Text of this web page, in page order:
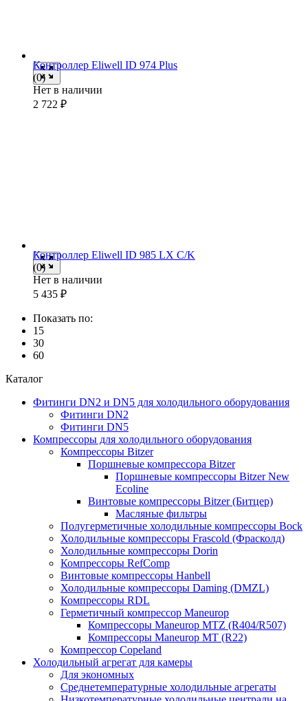
Контроллер Eliwell ID 974 Plus
(0)
Нет в наличии
2 722 ₽
Контроллер Eliwell ID 985 LX C/K
(0)
Нет в наличии
5 435 ₽
Показать по:
15
30
60
Каталог
Фитинги DN2 и DN5 для холодильного оборудования
Фитинги DN2
Фитинги DN5
Компрессоры для холодильного оборудования
Компрессоры Bitzer
Поршневые компрессора Bitzer
Поршневые компрессоры Bitzer New
Ecoline
Винтовые компрессоры Bitzer (Битцер)
Масляные фильтры
Полугерметичные холодильные компрессоры Bock
Холодильные компрессоры Frascold (Фрасколд)
Холодильные компрессоры Dorin
Компрессоры RefComp
Винтовые компрессоры Hanbell
Холодильные компрессоры Daming (DMZL)
Компрессоры RDL
Герметичный компрессор Maneurop
Компрессоры Maneurop MTZ (R404/R507)
Компрессоры Maneurop MT (R22)
Компрессор Copeland
Холодильный агрегат для камеры
Для экономных
Среднетемпературные холодильные агрегаты